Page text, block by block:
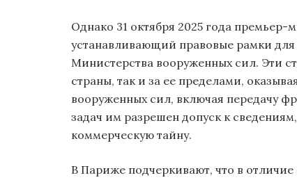
Однако 31 октября 2025 года
устанавливающий правовые рамки
Министерства вооруженных сил. Эти
страны, так и за ее пределами,
вооруженных сил, включая передачу
задач им разрешен допуск к
коммерческую тайну.
В Париже подчеркивают, что в